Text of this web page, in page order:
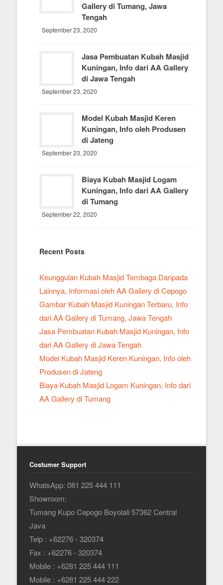
Gallery di Tumang, Jawa
Tengah
September 23, 2020
Jasa Pembuatan Kubah Masjid
Kuningan, Info dari AA Gallery
di Jawa Tengah
September 23, 2020
Model Kubah Masjid Keren
Kuningan, Info oleh Produsen
di Jateng
September 23, 2020
Biaya Kubah Masjid Logam
Kuningan, Info dari AA Gallery
di Tumang
September 22, 2020
Recent Posts
Keunggulan Kubah Masjid Tembaga Daripada
Lainnya, Informasi oleh AA Gallery di Cepogo
Gambar Kubah Masjid Kuningan Terbaru, Info
dari AA Gallery di Tumang, Jawa Tengah
Jasa Pembuatan Kubah Masjid Kuningan, Info
dari AA Gallery di Jawa Tengah
Model Kubah Masjid Keren Kuningan, Info oleh
Produsen di Jateng
Biaya Kubah Masjid Logam Kuningan, Info dari
AA Gallery di Tumang
Costumer Support
WhatsApp: 081 225 444 111
Showroom:
Tumang Kupo Cepogo Boyolali 57362 Central
Java
Telp : +62276 - 320374
Fax : +62276 - 320374
Mobile : +6281 225 444 111
Mobile : +6281 225 444 222